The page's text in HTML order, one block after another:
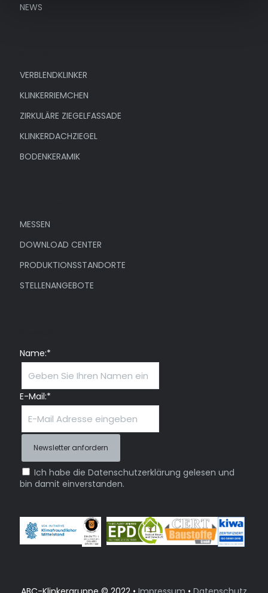
NEWS
VERBLENDKLINKER
KLINKERRIEMCHEN
ZIRKULÄRE ZIEGELFASSADE
KLINKERDACHZIEGEL
BODENKERAMIK
MESSEN
DOWNLOAD CENTER
PRODUKTIONSSTANDORTE
STELLENANGEBOTE
Name:*
E-Mail:*
Ich habe die Datenschutzerklärung gelesen und
bin damit einverstanden.